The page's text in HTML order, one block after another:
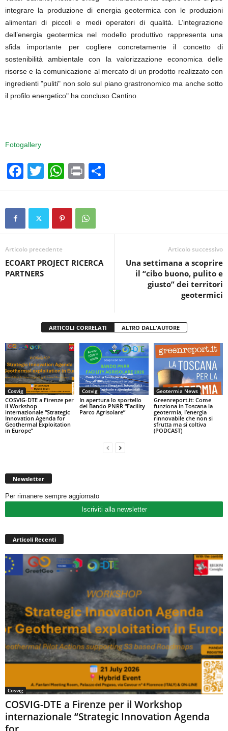
integrare la produzione di energia geotermica con le produzioni
alimentari di piccoli e medi operatori di qualità. L’integrazione
dell’energia geotermica nel modello produttivo rappresenta una
sfida importante per cogliere concretamente il concetto di
sostenibilità ambientale con la valorizzazione economica delle
risorse e la comunicazione al mercato di un prodotto realizzato con
ingredienti "puliti" non solo sul piano grastronomico ma anche sotto
il profilo energetico" ha concluso Cantino.
Fotogallery
F
a
c
b
o
o
T
wi
tt
W
h
at
s
A
p
Pr
in
t
o
vi
Articolo precedente
ECOART PROJECT RICERCA
PARTNERS
Articolo successivo
Una settimana a scoprire
il “cibo buono, pulito e
giusto” dei territori
geotermici
ARTICOLI CORRELATI ALTRO DALL'AUTORE
Cosvig
COSVIG-DTE a Firenze per
il Workshop
internazionale “Strategic
Innovation Agenda for
Geothermal Exploitation
in Europe”
Cosvig
In apertura lo sportello
del Bando PNRR “Facility
Parco Agrisolare”
Geotermia News
Greenreport.it: Come
funziona in Toscana la
geotermia, l’energia
rinnovabile che non si
sfrutta ma si coltiva
(PODCAST)
Newsletter
Per rimanere sempre aggiornato
Iscriviti alla newsletter
Articoli Recenti
Cosvig
COSVIG-DTE a Firenze per il Workshop
internazionale “Strategic Innovation Agenda